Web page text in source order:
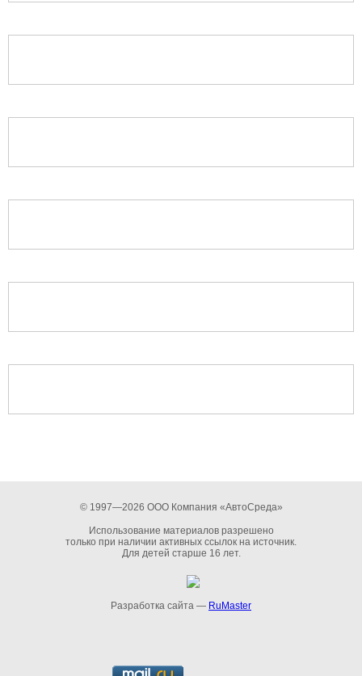
© 1997—2026 ООО Компания «АвтоСреда»
Использование материалов разрешено
только при наличии активных ссылок на источник.
Для детей старше 16 лет.
Разработка сайта — RuMaster